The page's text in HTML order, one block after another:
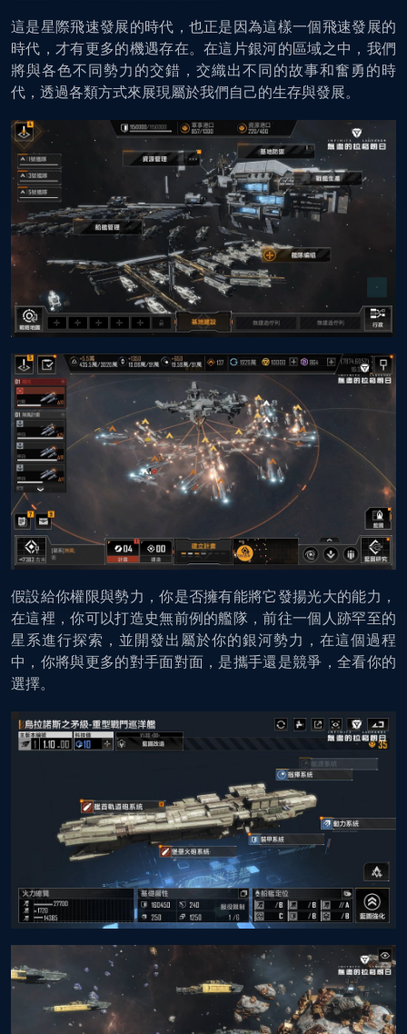
這是星際飛速發展的時代，也正是因為這樣一個飛速發展的
時代，才有更多的機遇存在。在這片銀河的區域之中，我們
將與各色不同勢力的交錯，交織出不同的故事和奮勇的時
代，透過各類方式來展現屬於我們自己的生存與發展。
假設給你權限與勢力，你是否擁有能將它發揚光大的能力，
在這裡，你可以打造史無前例的艦隊，前往一個人跡罕至的
星系進行探索，並開發出屬於你的銀河勢力，在這個過程
中，你將與更多的對手面對面，是攜手還是競爭，全看你的
選擇。